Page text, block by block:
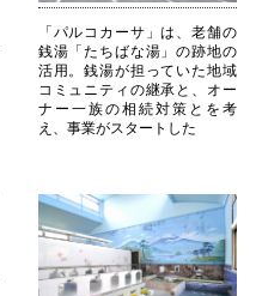
「パルコカーサ」は、老舗の
銭湯「たちばな湯」の跡地の
活用。銭湯が担っていた地域
コミュニティの継承と、オー
ナー一族の相続対策とを考
え、事業がスタートした